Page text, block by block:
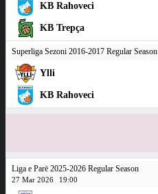
KB Rahoveci
KB Trepça
Superliga Sezoni 2016-2017 Regular Season
Ylli
KB Rahoveci
Liga e Parë 2025-2026 Regular Season
27 Mar 2026 19:00